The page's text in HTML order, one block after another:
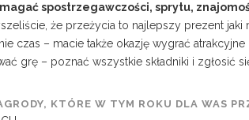
spostrzegawczości, sprytu,
że przeżycia to najlepszy prezent
czas – macie także okazję wygrać
grę – poznać wszystkie składniki i zgłosić
KTÓRE W TYM ROKU DLA WAS